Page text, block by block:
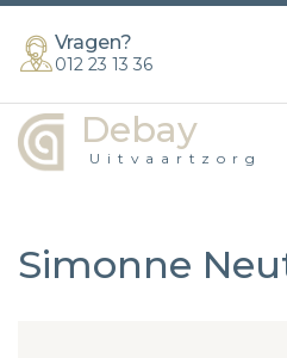
Vragen?
012 23 13 36
Debay
Uitvaartzorg
Simonne